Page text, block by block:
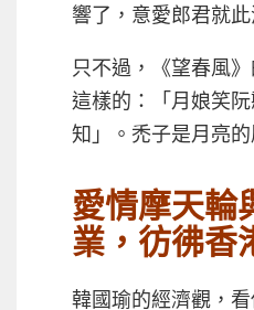
響了，意愛郎君就此
只不過，《望春風
這樣的：「月娘笑
知」。禿子是月亮
愛情摩天輪
業，彷彿香
韓國瑜的經濟觀，